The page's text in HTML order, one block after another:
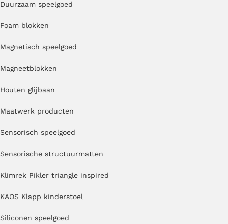
Duurzaam speelgoed
Foam blokken
Magnetisch speelgoed
Magneetblokken
Houten glijbaan
Maatwerk producten
Sensorisch speelgoed
Sensorische structuurmatten
Klimrek Pikler triangle inspired
KAOS Klapp kinderstoel
Siliconen speelgoed